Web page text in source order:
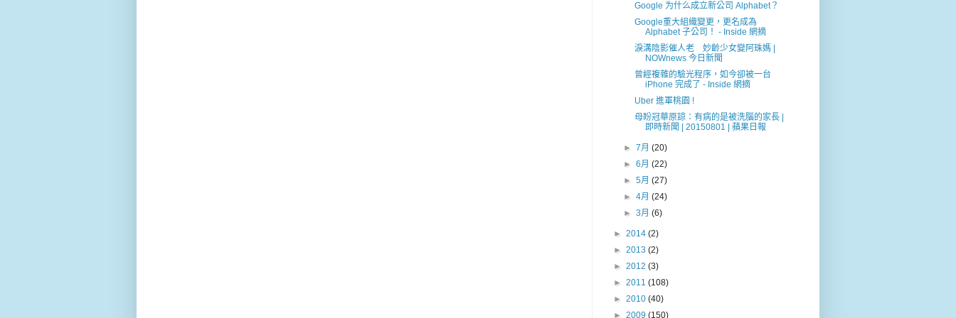
Google 为什么成立新公司 Alphabet？
Google重大組織變更，更名成為
Alphabet 子公司！ - Inside 網摘
淚溝陰影催人老 妙齡少女變阿珠媽 |
NOWnews 今日新聞
曾經複雜的驗光程序，如今卻被一台
iPhone 完成了 - Inside 網摘
Uber 進軍桃園 !
母盼冠華原諒：有病的是被洗腦的家長 |
即時新聞 | 20150801 | 蘋果日報
►7月(20)
►6月(22)
►5月(27)
►4月(24)
►3月(6)
► 2014 (2)
► 2013 (2)
► 2012 (3)
► 2011 (108)
► 2010 (40)
► 2009 (150)